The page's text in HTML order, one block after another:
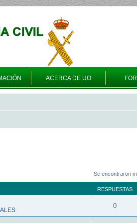
ACERCA DE UO
Se encontraron
RESPUESTAS
0